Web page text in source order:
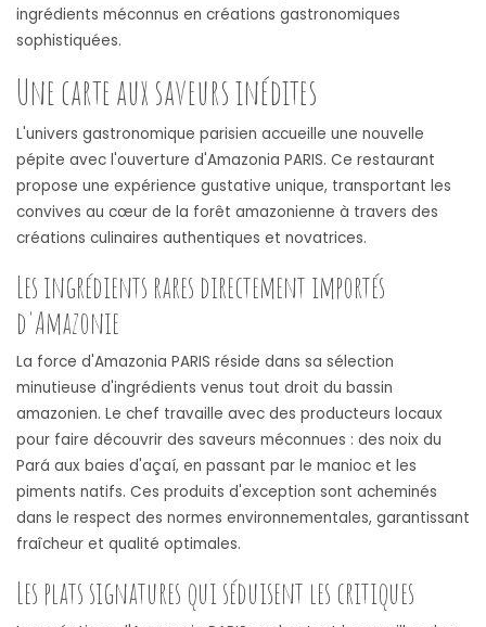
ingrédients méconnus en créations gastronomiques
sophistiquées.
Une carte aux saveurs inédites
L'univers gastronomique parisien accueille une nouvelle
pépite avec l'ouverture d'Amazonia PARIS. Ce restaurant
propose une expérience gustative unique, transportant les
convives au cœur de la forêt amazonienne à travers des
créations culinaires authentiques et novatrices.
Les ingrédients rares directement importés
d'Amazonie
La force d'Amazonia PARIS réside dans sa sélection
minutieuse d'ingrédients venus tout droit du bassin
amazonien. Le chef travaille avec des producteurs locaux
pour faire découvrir des saveurs méconnues : des noix du
Pará aux baies d'açaí, en passant par le manioc et les
piments natifs. Ces produits d'exception sont acheminés
dans le respect des normes environnementales, garantissant
fraîcheur et qualité optimales.
Les plats signatures qui séduisent les critiques